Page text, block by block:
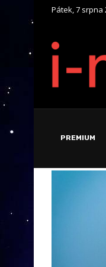
Pátek, 7 srpna
PREMIUM